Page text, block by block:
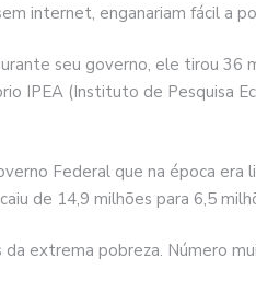
internet, enganariam fácil a
seu governo, ele tirou 36
IPEA (Instituto de Pesquisa
Federal que na época
de 14,9 milhões para 6,5
da extrema pobreza. Número